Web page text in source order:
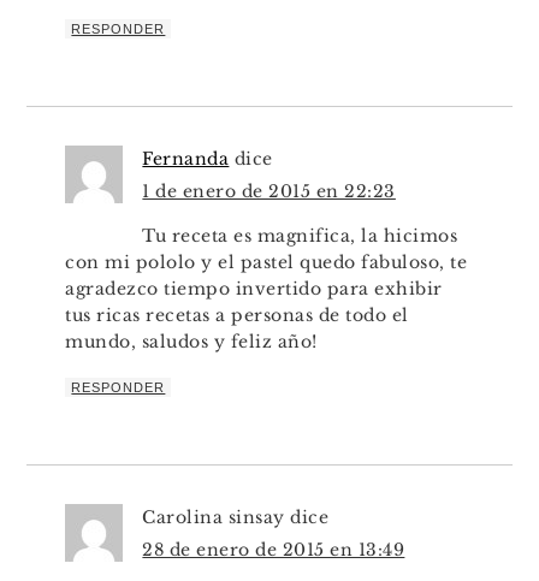
RESPONDER
Fernanda dice
1 de enero de 2015 en 22:23
Tu receta es magnifica, la hicimos
con mi pololo y el pastel quedo fabuloso, te
agradezco tiempo invertido para exhibir
tus ricas recetas a personas de todo el
mundo, saludos y feliz año!
RESPONDER
Carolina sinsay dice
28 de enero de 2015 en 13:49